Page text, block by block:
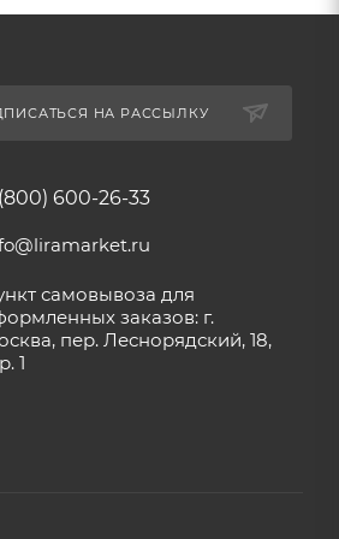
НА РАССЫЛКУ
600-26-33
самовывоза для
заказов: г.
пер. Леснорядский, 18,
1